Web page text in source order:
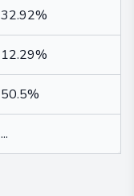
32.92%
12.29%
50.5%
...